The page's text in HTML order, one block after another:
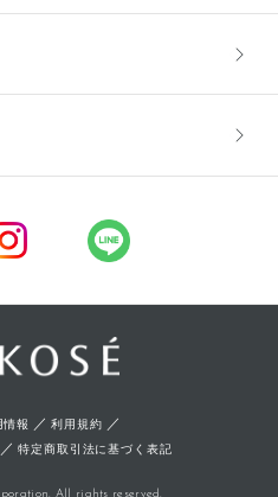
情報 ／利用規約 ／
／特定商取引法に基づく表記
All rights reserved.